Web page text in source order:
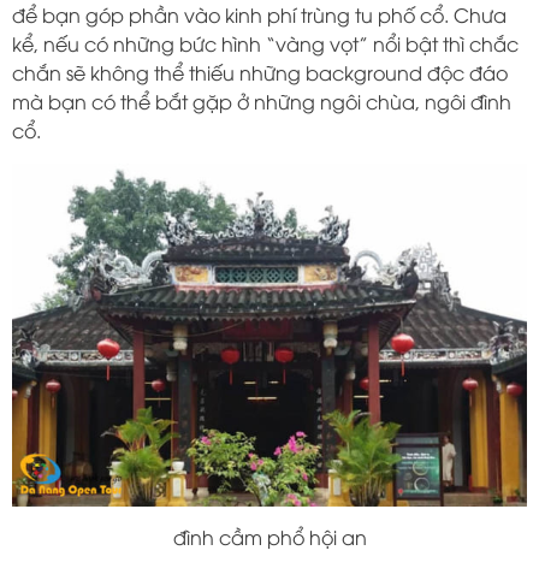
để bạn góp phần vào kinh phí trùng tu phố cổ. Chưa
kể, nếu có những bức hình “vàng vọt” nổi bật thì chắc
chắn sẽ không thể thiếu những background độc đáo
mà bạn có thể bắt gặp ở những ngôi chùa, ngôi đình
cổ.
đình cầm phổ hội an